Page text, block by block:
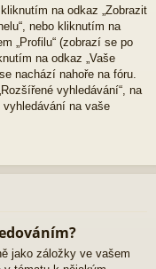
na odkaz „Zobrazit
nebo kliknutím na
„Profilu“ (zobrazí se po
na odkaz „Vaše
nachází nahoře na fóru.
vyhledávání“, na
na vaše
jako záložky ve vašem